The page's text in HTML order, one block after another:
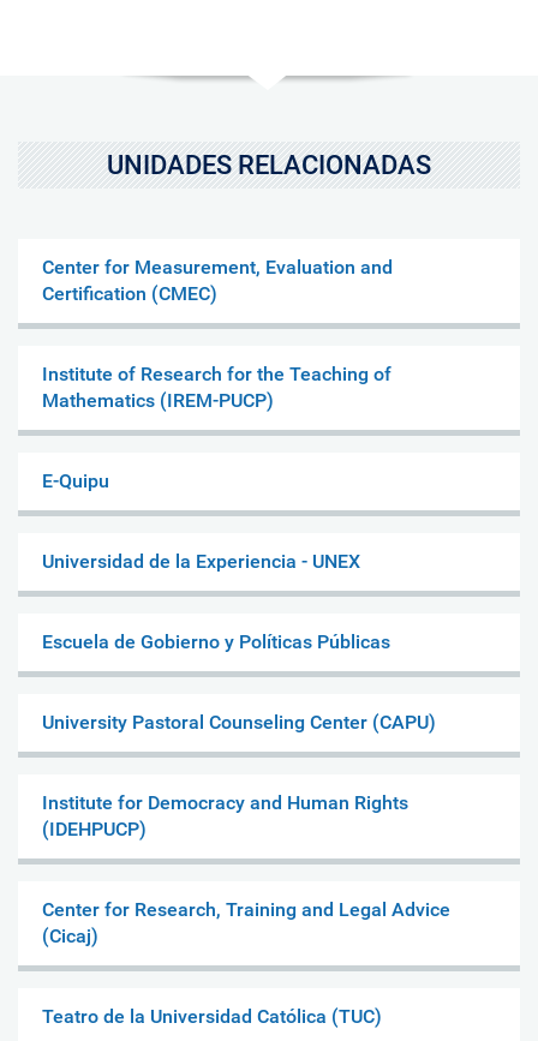
UNIDADES RELACIONADAS
Center for Measurement, Evaluation and
Certification (CMEC)
Institute of Research for the Teaching of
Mathematics (IREM-PUCP)
E-Quipu
Universidad de la Experiencia - UNEX
Escuela de Gobierno y Políticas Públicas
University Pastoral Counseling Center (CAPU)
Institute for Democracy and Human Rights
(IDEHPUCP)
Center for Research, Training and Legal Advice
(Cicaj)
Teatro de la Universidad Católica (TUC)